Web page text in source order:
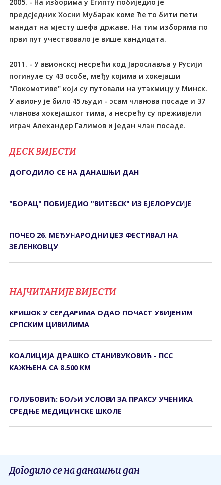
2005. - На изборима у Египту побиједио је
предсједник Хосни Мубарак коме ће то бити пети
мандат на мјесту шефа државе. На тим изборима по
први пут учествовало је више кандидата.
2011. - У авионској несрећи код Јарославља у Русији
погинуле су 43 особе, међу којима и хокејаши
"Локомотиве" који су путовали на утакмицу у Минск.
У авиону је било 45 људи - осам чланова посаде и 37
чланова хокејашког тима, а несрећу су преживјели
играч Алеxандер Галимов и један члан посаде.
ДЕСК ВИЈЕСТИ
ДОГОДИЛО СЕ НА ДАНАШЊИ ДАН
"БОРАЦ" ПОБИЈЕДИО "ВИТЕБСК" ИЗ БЈЕЛОРУСИЈЕ
ПОЧЕО 26. МЕЂУНАРОДНИ ЏЕЗ ФЕСТИВАЛ НА
ЗЕЛЕНКОВЦУ
НАЈЧИТАНИЈЕ ВИЈЕСТИ
КРИШОК У СЕРДАРИМА ОДАО ПОЧАСТ УБИЈЕНИМ
СРПСКИМ ЦИВИЛИМА
КОАЛИЦИЈА ДРАШКО СТАНИВУКОВИЋ - ПСС
КАЖЊЕНА СА 8.500 КМ
ГОЛУБОВИЋ: БОЉИ УСЛОВИ ЗА ПРАКСУ УЧЕНИКА
СРЕДЊЕ МЕДИЦИНСКЕ ШКОЛЕ
Догодило се на данашњи дан